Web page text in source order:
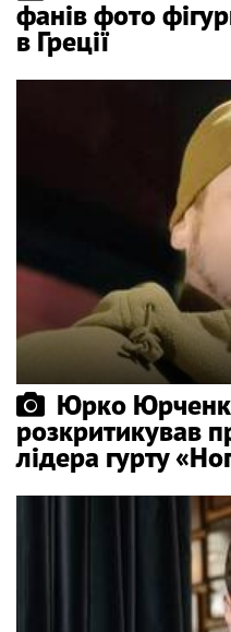
фанів фото
в Греції
Юрко
розкритикував
лідера гурту